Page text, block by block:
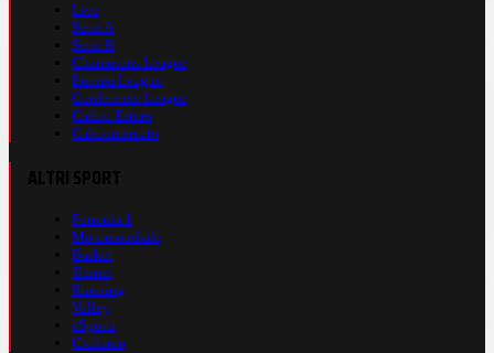
Live
Serie A
Serie B
Champions League
Europa League
Conference League
Calcio Estero
Calciomercato
Formula 1
Motomondiale
Basket
Tennis
Running
Volley
eSports
Ciclismo